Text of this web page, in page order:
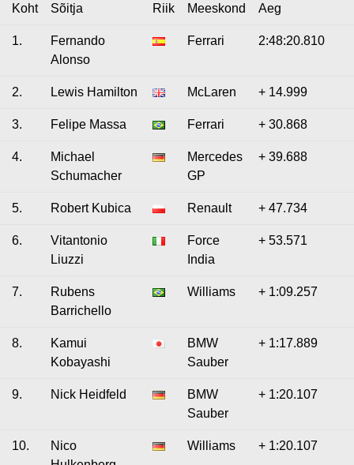
Koht Sõitja Riik Meeskond Aeg
1.
Fernando
Alonso
Ferrari 2:48:20.810
2. Lewis Hamilton McLaren + 14.999
3. Felipe Massa Ferrari + 30.868
4.
Michael
Schumacher
Mercedes
GP
+ 39.688
5. Robert Kubica Renault + 47.734
6.
Vitantonio
Liuzzi
Force
India
+ 53.571
7.
Rubens
Barrichello
Williams + 1:09.257
8.
Kamui
Kobayashi
BMW
Sauber
+ 1:17.889
9. Nick Heidfeld
BMW
Sauber
+ 1:20.107
10.
Nico
Williams + 1:20.107